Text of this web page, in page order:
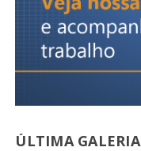
ÚLTIMA GALERIA